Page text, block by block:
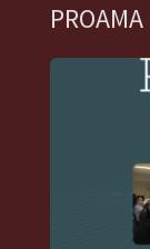
PROAMA